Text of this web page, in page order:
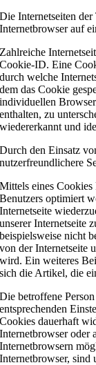
Die Internetseiten
Internetbrowser auf
Zahlreiche
Cookie-ID. Eine
durch welche
dem das Cookie
individuellen
enthalten, zu
wiedererkannt und
Durch den Einsatz
nutzerfreundlichere
Mittels eines Cookies
Benutzers optimiert
Internetseite
unserer Internetseite
beispielsweise nicht
von der Internetseite
wird. Ein weiteres
sich die Artikel, die
Die betroffene
entsprechenden
Cookies dauerhaft
Internetbrowser oder
Internetbrowsern
Internetbrowser, sind